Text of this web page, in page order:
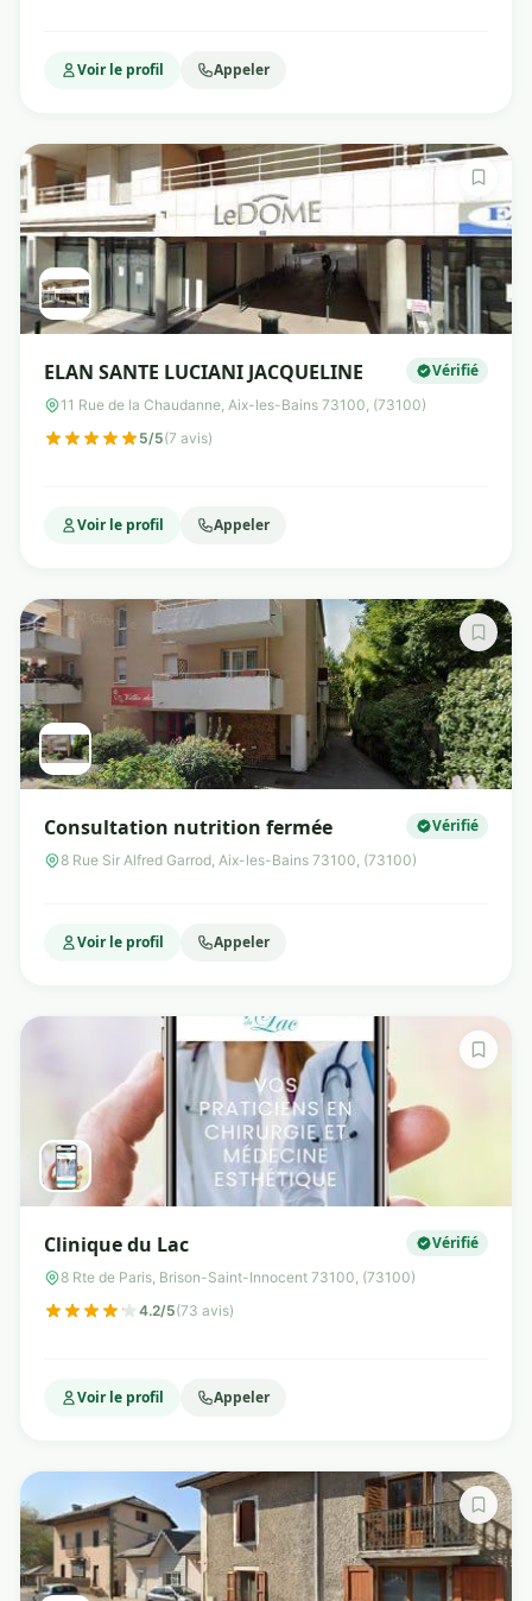
Voir le profil Appeler
ELAN SANTE LUCIANI JACQUELINE Vérifié
11 Rue de la Chaudanne, Aix-les-Bains 73100, (73100)
5/5(7 avis)
Voir le profil Appeler
Consultation nutrition fermée Vérifié
8 Rue Sir Alfred Garrod, Aix-les-Bains 73100, (73100)
Voir le profil Appeler
Clinique du Lac Vérifié
8 Rte de Paris, Brison-Saint-Innocent 73100, (73100)
4.2/5(73 avis)
Voir le profil Appeler